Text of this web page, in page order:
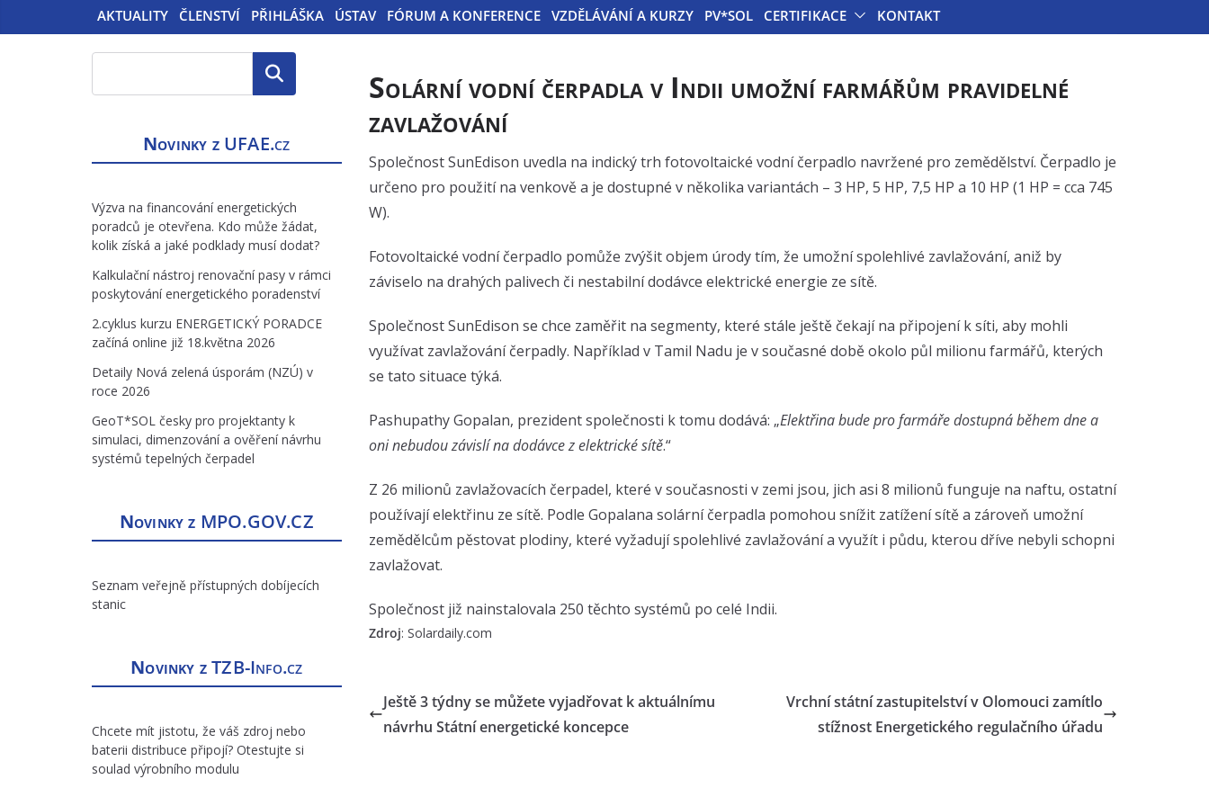
AKTUALITY ČLENSTVÍ PŘIHLÁŠKA ÚSTAV FÓRUM A KONFERENCE VZDĚLÁVÁNÍ A KURZY PV*SOL CERTIFIKACE KONTAKT
Solární vodní čerpadla v Indii umožní farmářům pravidelné
zavlažování
Společnost SunEdison uvedla na indický trh fotovoltaické vodní čerpadlo navržené pro zemědělství. Čerpadlo je
určeno pro použití na venkově a je dostupné v několika variantách – 3 HP, 5 HP, 7,5 HP a 10 HP (1 HP = cca 745
W).
Fotovoltaické vodní čerpadlo pomůže zvýšit objem úrody tím, že umožní spolehlivé zavlažování, aniž by
záviselo na drahých palivech či nestabilní dodávce elektrické energie ze sítě.
Společnost SunEdison se chce zaměřit na segmenty, které stále ještě čekají na připojení k síti, aby mohli
využívat zavlažování čerpadly. Například v Tamil Nadu je v současné době okolo půl milionu farmářů, kterých
se tato situace týká.
Pashupathy Gopalan, prezident společnosti k tomu dodává: „Elektřina bude pro farmáře dostupná během dne a
oni nebudou závislí na dodávce z elektrické sítě.“
Z 26 milionů zavlažovacích čerpadel, které v současnosti v zemi jsou, jich asi 8 milionů funguje na naftu, ostatní
používají elektřinu ze sítě. Podle Gopalana solární čerpadla pomohou snížit zatížení sítě a zároveň umožní
zemědělcům pěstovat plodiny, které vyžadují spolehlivé zavlažování a využít i půdu, kterou dříve nebyli schopni
zavlažovat.
Společnost již nainstalovala 250 těchto systémů po celé Indii.
Zdroj: Solardaily.com
Ještě 3 týdny se můžete vyjadřovat k aktuálnímu
návrhu Státní energetické koncepce
Vrchní státní zastupitelství v Olomouci zamítlo
stížnost Energetického regulačního úřadu
Hledat
Novinky z UFAE.cz
Výzva na financování energetických
poradců je otevřena. Kdo může žádat,
kolik získá a jaké podklady musí dodat?
Kalkulační nástroj renovační pasy v rámci
poskytování energetického poradenství
2.cyklus kurzu ENERGETICKÝ PORADCE
začíná online již 18.května 2026
Detaily Nová zelená úsporám (NZÚ) v
roce 2026
GeoT*SOL česky pro projektanty k
simulaci, dimenzování a ověření návrhu
systémů tepelných čerpadel
Novinky z MPO.GOV.CZ
Seznam veřejně přístupných dobíjecích
stanic
Novinky zTZB-Info.cz
Chcete mít jistotu, že váš zdroj nebo
baterii distribuce připojí? Otestujte si
soulad výrobního modulu